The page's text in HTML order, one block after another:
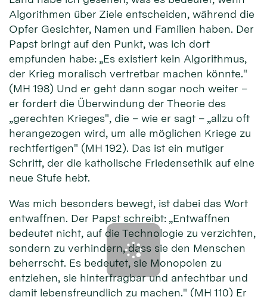
Algorithmen über Ziele entscheiden, während die
Opfer Gesichter, Namen und Familien haben. Der
Papst bringt auf den Punkt, was ich dort
empfunden habe: „Es existiert kein Algorithmus,
der Krieg moralisch vertretbar machen könnte."
(MH 198) Und er geht dann sogar noch weiter –
er fordert die Überwindung der Theorie des
„gerechten Krieges", die – wie er sagt – „allzu oft
herangezogen wird, um alle möglichen Kriege zu
rechtfertigen" (MH 192). Das ist ein mutiger
Schritt, der die katholische Friedensethik auf eine
neue Stufe hebt.
Was mich besonders bewegt, ist dabei das Wort
entwaffnen. Der Papst schreibt: „Entwaffnen
bedeutet nicht, auf die Technologie zu verzichten,
sondern zu verhindern, dass sie den Menschen
beherrscht. Es bedeutet, sie Monopolen zu
entziehen, sie hinterfragbar und anfechtbar und
damit lebensfreundlich zu machen." (MH 110) Er